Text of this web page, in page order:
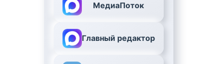
МедиаПоток
Главный редактор